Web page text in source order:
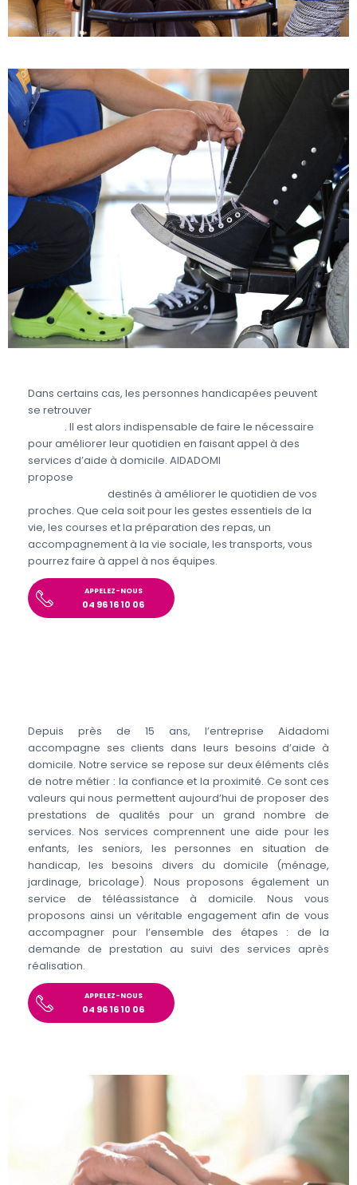
Dans certains cas, les personnes handicapées peuvent
se retrouver
. Il est alors indispensable de faire le nécessaire
pour améliorer leur quotidien en faisant appel à des
services d’aide à domicile. AIDADOMI
propose
destinés à améliorer le quotidien de vos
proches. Que cela soit pour les gestes essentiels de la
vie, les courses et la préparation des repas, un
accompagnement à la vie sociale, les transports, vous
pourrez faire à appel à nos équipes.
APPELEZ-NOUS
04 96 16 10 06
Depuis près de 15 ans, l’entreprise Aidadomi
accompagne ses clients dans leurs besoins d’aide à
domicile. Notre service se repose sur deux éléments clés
de notre métier : la confiance et la proximité. Ce sont ces
valeurs qui nous permettent aujourd’hui de proposer des
prestations de qualités pour un grand nombre de
services. Nos services comprennent une aide pour les
enfants, les seniors, les personnes en situation de
handicap, les besoins divers du domicile (ménage,
jardinage, bricolage). Nous proposons également un
service de téléassistance à domicile. Nous vous
proposons ainsi un véritable engagement afin de vous
accompagner pour l’ensemble des étapes : de la
demande de prestation au suivi des services après
réalisation.
APPELEZ-NOUS
04 96 16 10 06